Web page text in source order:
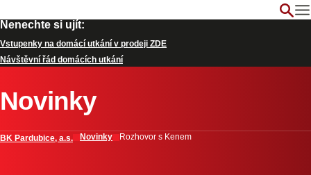
Nenechte si ujít:
Vstupenky na domácí utkání v prodeji ZDE
Návštěvní řád domácích utkání
Novinky
BK Pardubice, a.s. Novinky Rozhovor s Kenem